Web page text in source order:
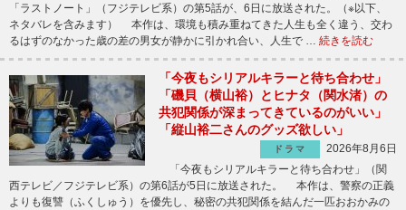
「ラストノート」（フジテレビ系）の第5話が、6日に放送された。（※以下、
ネタバレを含みます） 本作は、環境も積み重ねてきた人生も全く違う、交わ
るはずのなかった歳の差の男女が静かに引かれ合い、人生で … 続きを読む
「今夜もシリアルキラーと待ち合わせ」
「磯貝（横山裕）とヒナタ（関水渚）の
共犯関係が深まってきているのがいい」
「縦山裕二さんのグッズ欲しい」
ドラマ
2026年8月6日
「今夜もシリアルキラーと待ち合わせ」（関
西テレビ／フジテレビ系）の第6話が5日に放送された。 本作は、警察の正義
よりも復讐（ふくしゅう）を優先し、秘密の共犯関係を結んだ一匹おおかみの